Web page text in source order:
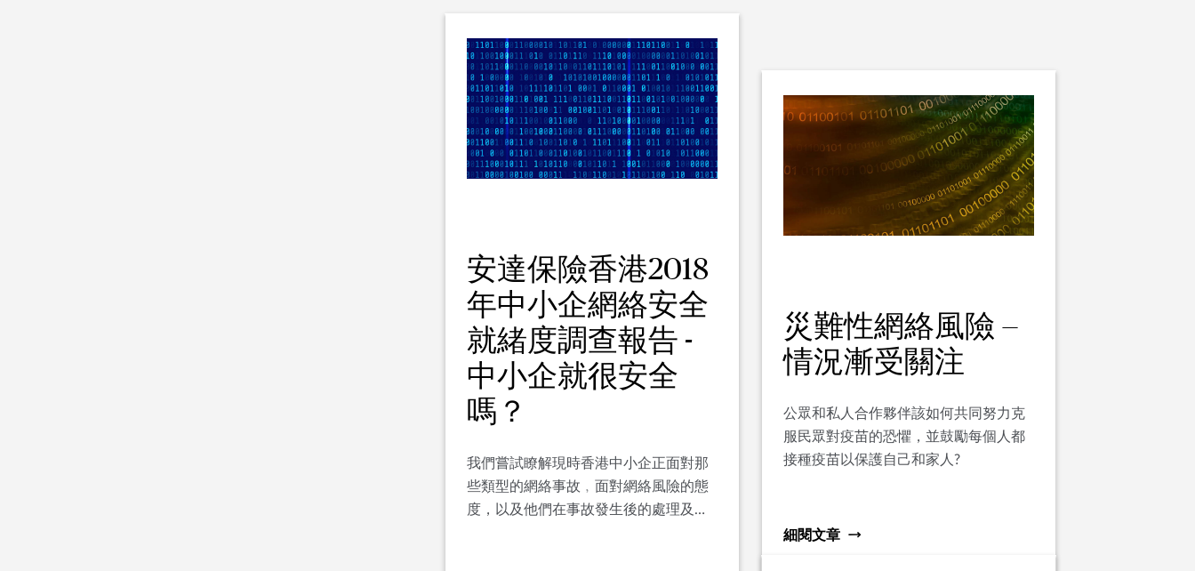
安達保險香港2018
年中小企網絡安全
就緒度調查報告 -
中小企就很安全
嗎？
我們嘗試瞭解現時香港中小企正面對那
些類型的網絡事故﹐面對網絡風險的態
度，以及他們在事故發生後的處理及應
災難性網絡風險 —
情況漸受關注
公眾和私人合作夥伴該如何共同努力克
服民眾對疫苗的恐懼，並鼓勵每個人都
接種疫苗以保護自己和家人?
細閱文章